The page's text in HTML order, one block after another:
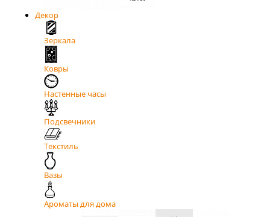
Декор
Зеркала
Ковры
Настенные часы
Подсвечники
Текстиль
Вазы
Ароматы для дома